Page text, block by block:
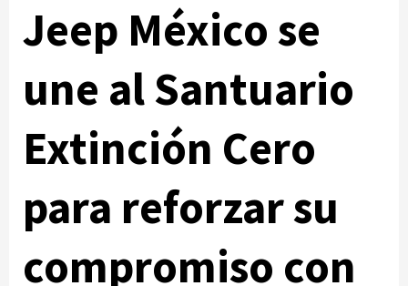
Jeep México se
une al Santuario
Extinción Cero
para reforzar su
compromiso con